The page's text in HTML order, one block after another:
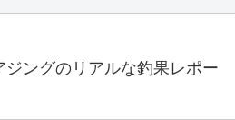
ングのリアルな釣果レポー